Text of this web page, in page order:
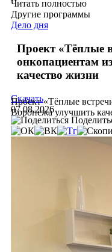
Читать полностью
Другие программы
Дело дня
Проект «Тёплые
онкопациентам
качество жизни
Проект «Тёплые
Воронежа улучшить
Скачать
07.08.2026